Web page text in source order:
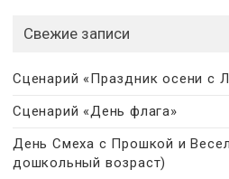
Свежие записи
Сценарий «Праздник осени с
Сценарий «День флага»
День Смеха с Прошкой и
дошкольный возраст)